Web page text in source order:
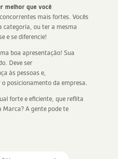
melhor que você
mais fortes. Vocês
categoria, ou ter a mesma
e se diferencie!
boa apresentação! Sua
Deve ser
às pessoas e,
posicionamento da empresa.
forte e eficiente, que reflita
Marca? A gente pode te